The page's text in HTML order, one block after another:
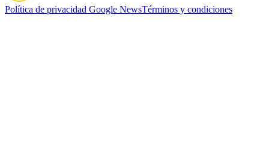
Política de privacidad Google NewsTérminos y condiciones